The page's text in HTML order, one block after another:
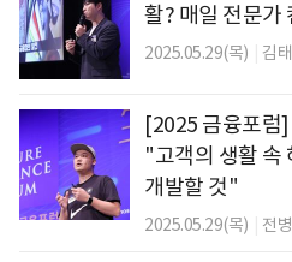
활? 매일 전문가
2025.05.29(목) 김
[2025 금융포럼
"고객의 생활 속
개발할 것"
2025.05.29(목) 전